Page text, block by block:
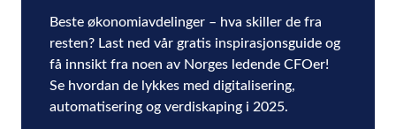
Beste økonomiavdelinger – hva skiller de fra
resten? Last ned vår gratis inspirasjonsguide og
få innsikt fra noen av Norges ledende CFOer!
Se hvordan de lykkes med digitalisering,
automatisering og verdiskaping i 2025.